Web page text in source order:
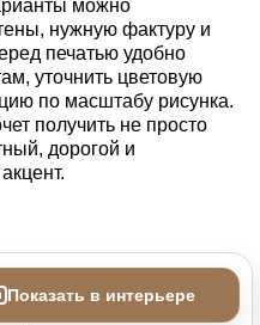
можно
нужную фактуру и
печатью удобно
уточнить цветовую
по масштабу рисунка.
получить не просто
дорогой и
Показать в интерьере